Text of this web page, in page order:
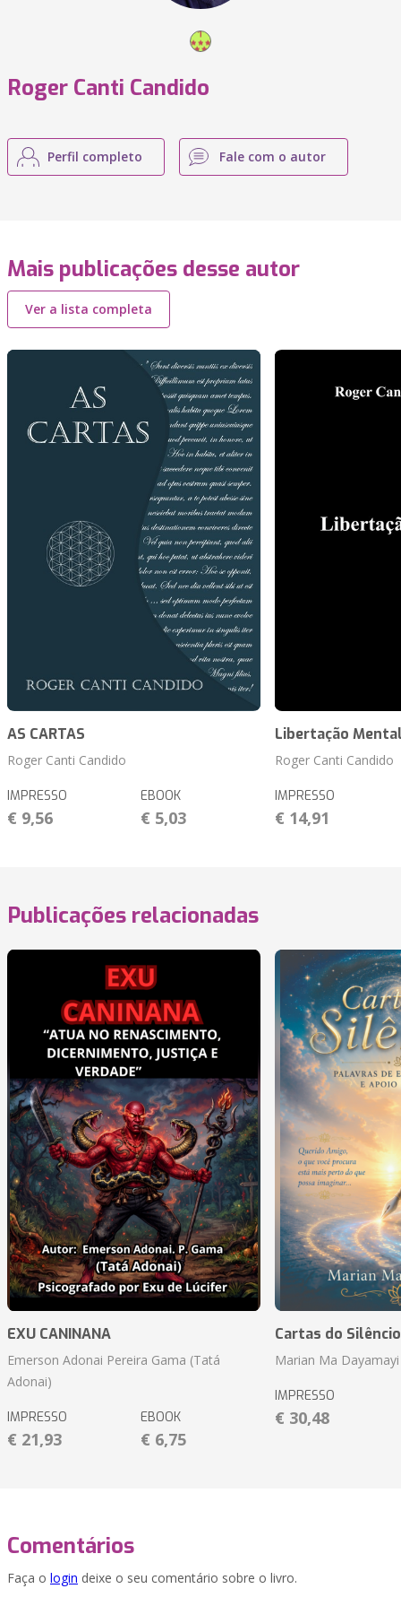
Roger Canti Candido
Perfil completo Fale com o autor
Mais publicações desse autor
Ver a lista completa
AS CARTAS
Roger Canti Candido
IMPRESSO
€ 9,56
EBOOK
€ 5,03
Libertação
Roger Canti Candido
IMPRESSO
€ 14,91
Publicações relacionadas
EXU CANINANA
Emerson Adonai Pereira Gama (Tatá
Adonai)
IMPRESSO
€ 21,93
EBOOK
€ 6,75
Cartas do Silêncio
Marian Ma Dayamayi
IMPRESSO
€ 30,48
Comentários
Faça o login deixe o seu comentário sobre o livro.